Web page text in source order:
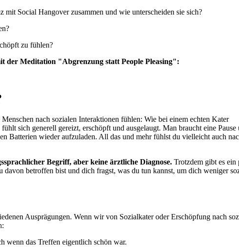
Social Hangover zusammen und wie unterscheiden sie sich?
zu fühlen?
der Meditation "Abgrenzung statt People Pleasing":
nach sozialen Interaktionen fühlen: Wie bei einem echten Kater
sich generell gereizt, erschöpft und ausgelaugt. Man braucht eine Pause
Batterien wieder aufzuladen. All das und mehr fühlst du vielleicht auch
Begriff, aber keine ärztliche Diagnose. Trotzdem gibt es ein
betroffen bist und dich fragst, was du tun kannst, um dich weniger
Ausprägungen. Wenn wir von Sozialkater oder Erschöpfung nach
wenn das Treffen eigentlich schön war.